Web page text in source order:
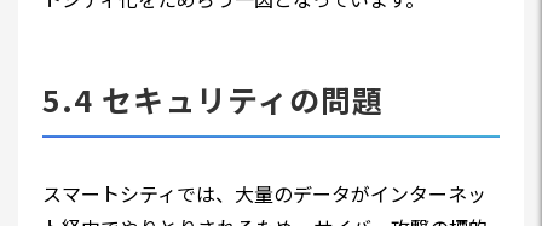
5.4 セキュリティの問題
スマートシティでは、大量のデータがインターネッ